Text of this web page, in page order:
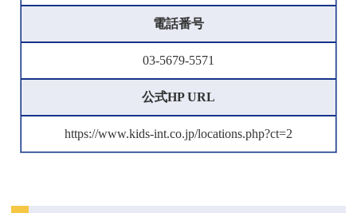
電話番号
03-5679-5571
公式HP URL
https://www.kids-int.co.jp/locations.php?ct=2